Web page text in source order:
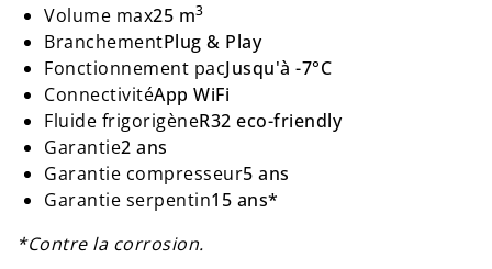
Volume max25 m3
BranchementPlug & Play
Fonctionnement pacJusqu'à -7°C
ConnectivitéApp WiFi
Fluide frigorigèneR32 eco-friendly
Garantie2 ans
Garantie compresseur5 ans
Garantie serpentin15 ans*
*Contre la corrosion.